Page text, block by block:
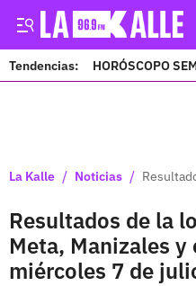
Tendencias: HORÓSCOPO
La Kalle / Noticias /
Resultados de la
Meta, Manizales
miércoles 7 de